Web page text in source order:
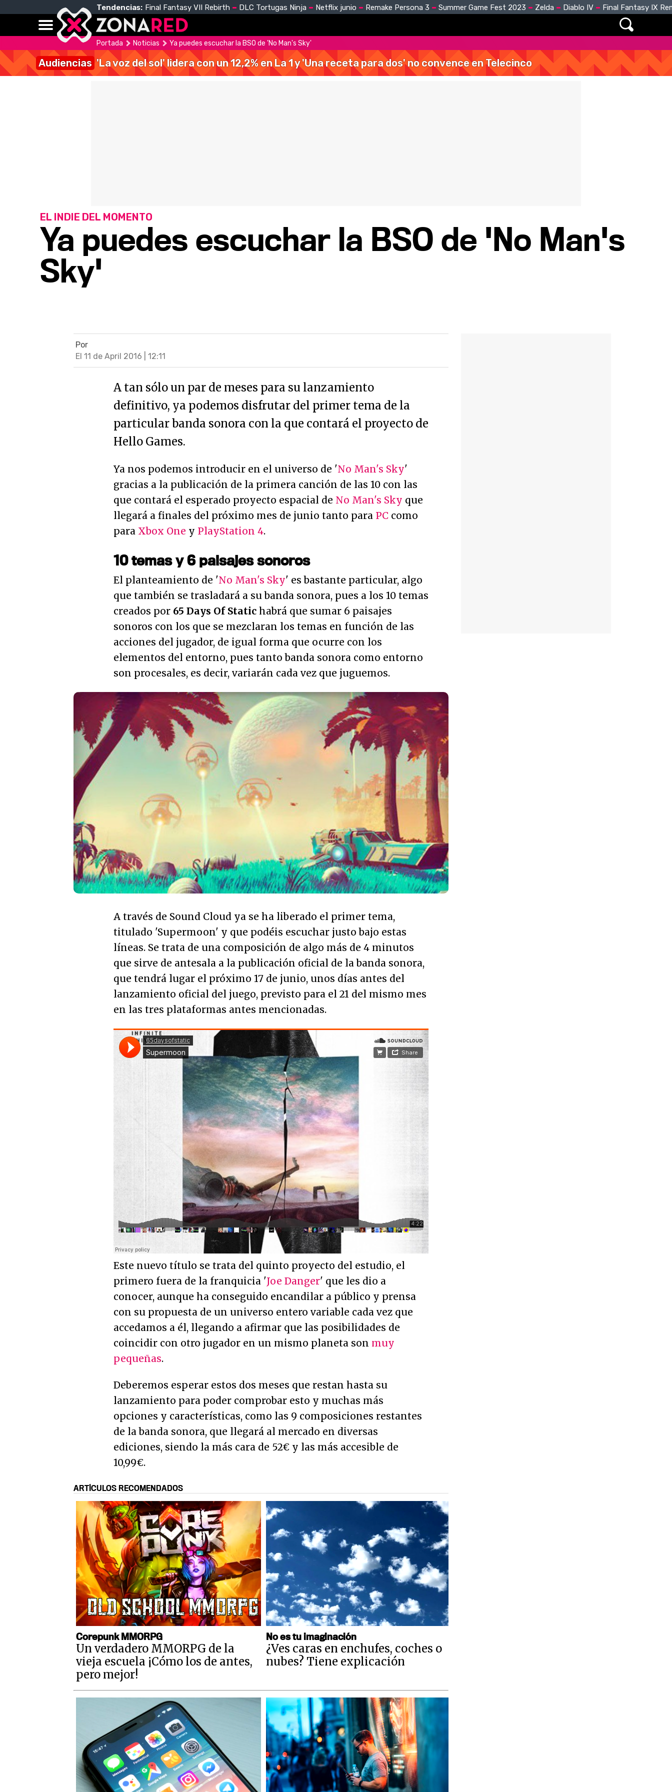
Tendencias: Final Fantasy VII Rebirth DLC Tortugas Ninja Netflix junio Remake Persona 3 Summer Game Fest 2023 Zelda Diablo IV Final Fantasy IX
Portada Noticias Ya puedes escuchar la BSO de 'No Man's Sky'
Audiencias 'La voz del sol' lidera con un 12,2% en La 1 y 'Una receta para dos' no convence en Telecinco
Ya puedes escuchar la BSO de 'No Man's
Sky'
EL INDIE DEL MOMENTO
Por
El 11 de April 2016 | 12:11
A tan sólo un par de meses para su lanzamiento
definitivo, ya podemos disfrutar del primer tema de la
particular banda sonora con la que contará el proyecto de
Hello Games.
Ya nos podemos introducir en el universo de 'No Man's Sky'
gracias a la publicación de la primera canción de las 10 con las
que contará el esperado proyecto espacial de No Man's Sky que
llegará a finales del próximo mes de junio tanto para PC como
para Xbox One y PlayStation 4.
10 temas y 6 paisajes sonoros
El planteamiento de 'No Man's Sky' es bastante particular, algo
que también se trasladará a su banda sonora, pues a los 10 temas
creados por 65 Days Of Static habrá que sumar 6 paisajes
sonoros con los que se mezclaran los temas en función de las
acciones del jugador, de igual forma que ocurre con los
elementos del entorno, pues tanto banda sonora como entorno
son procesales, es decir, variarán cada vez que juguemos.
A través de Sound Cloud ya se ha liberado el primer tema,
titulado 'Supermoon' y que podéis escuchar justo bajo estas
líneas. Se trata de una composición de algo más de 4 minutos
que sirve de antesala a la publicación oficial de la banda sonora,
que tendrá lugar el próximo 17 de junio, unos días antes del
lanzamiento oficial del juego, previsto para el 21 del mismo mes
en las tres plataformas antes mencionadas.
Este nuevo título se trata del quinto proyecto del estudio, el
primero fuera de la franquicia 'Joe Danger' que les dio a
conocer, aunque ha conseguido encandilar a público y prensa
con su propuesta de un universo entero variable cada vez que
accedamos a él, llegando a afirmar que las posibilidades de
coincidir con otro jugador en un mismo planeta son muy
pequeñas.
Deberemos esperar estos dos meses que restan hasta su
lanzamiento para poder comprobar esto y muchas más
opciones y características, como las 9 composiciones restantes
de la banda sonora, que llegará al mercado en diversas
ediciones, siendo la más cara de 52€ y las más accesible de
10,99€.
ARTÍCULOS RECOMENDADOS
Corepunk MMORPG
Un verdadero MMORPG de la
vieja escuela ¡Cómo los de antes,
pero mejor!
No es tu imaginación
¿Ves caras en enchufes, coches o
nubes? Tiene explicación